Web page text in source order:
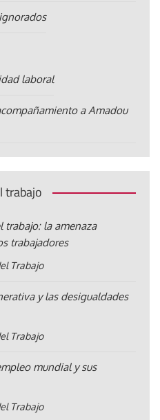
laboral
a Amadou
trabajo
trabajo: la amenaza
trabajadores
Trabajo
y las desigualdades
Trabajo
mundial y sus
Trabajo